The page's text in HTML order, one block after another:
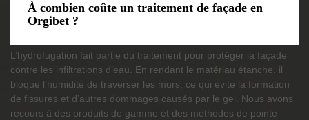
À combien coûte un traitement de façade en
Orgibet ?
L’hydrofugation fait partie du traitement pour protéger la façade
contre les infiltrations d’eau. En rendant le matériau étanche, il
bloque l’humidité de traverser les murs, ce qui évite la formation
de fissures et d’autres dommages causés par le gel. Nous avons
recours à des produits de gamme et des méthodes de pointe